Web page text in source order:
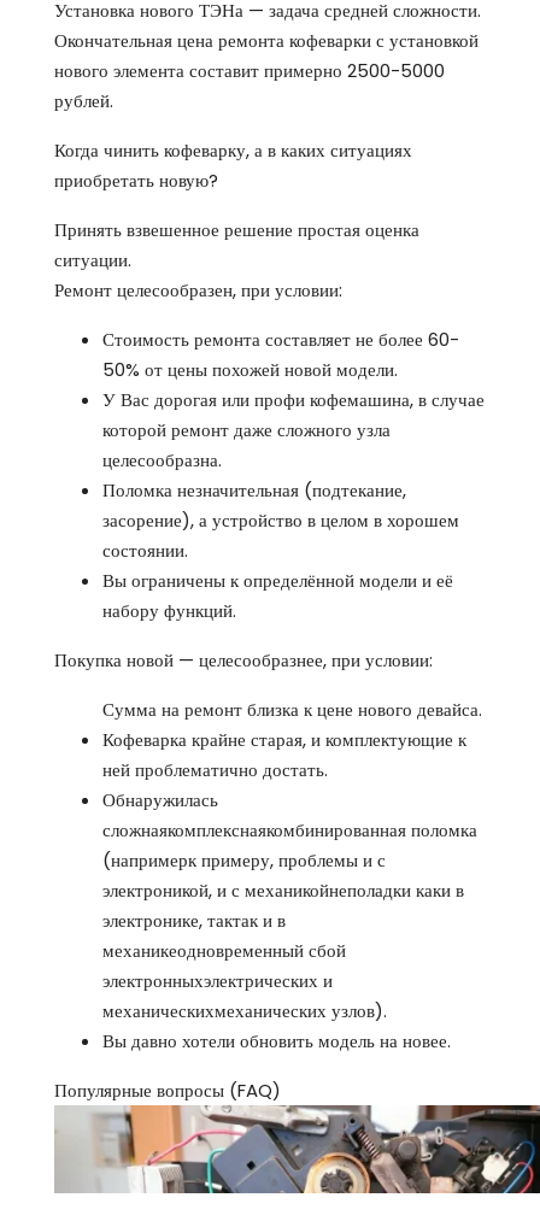
Установка нового ТЭНа — задача средней сложности.
Окончательная цена ремонта кофеварки с установкой
нового элемента составит примерно 2500-5000
рублей.
Когда чинить кофеварку, а в каких ситуациях
приобретать новую?
Принять взвешенное решение простая оценка
ситуации.
Ремонт целесообразен, при условии:
Стоимость ремонта составляет не более 60-
50% от цены похожей новой модели.
У Вас дорогая или профи кофемашина, в случае
которой ремонт даже сложного узла
целесообразна.
Поломка незначительная (подтекание,
засорение), а устройство в целом в хорошем
состоянии.
Вы ограничены к определённой модели и её
набору функций.
Покупка новой — целесообразнее, при условии:
Сумма на ремонт близка к цене нового девайса.
Кофеварка крайне старая, и комплектующие к
ней проблематично достать.
Обнаружилась
сложнаякомплекснаякомбинированная поломка
(напримерк примеру, проблемы и с
электроникой, и с механикойнеполадки каки в
электронике, тактак и в
механикеодновременный сбой
электронныхэлектрических и
механическихмеханических узлов).
Вы давно хотели обновить модель на новее.
Популярные вопросы (FAQ)